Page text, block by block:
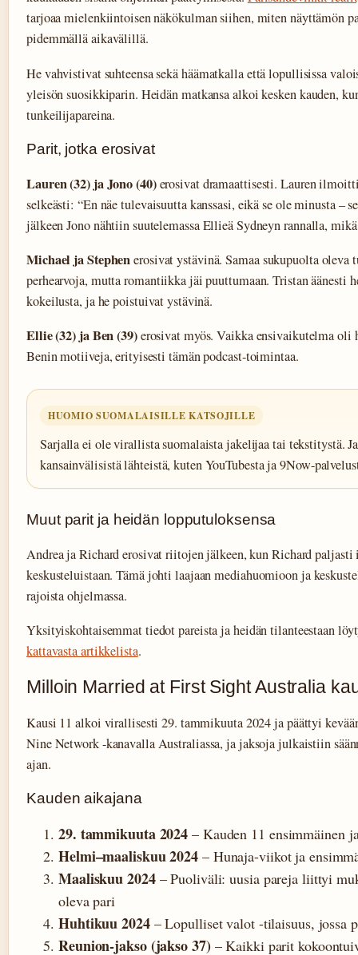
tarjoaa mielenkiintoisen näkökulman siihen, miten näyttämön
pidemmällä aikavälillä.
He vahvistivat suhteensa sekä häämatkalla että lopullisissa
yleisön suosikkiparin. Heidän matkansa alkoi kesken kauden,
tunkeilijapareina.
Parit, jotka erosivat
Lauren (32) ja Jono (40)erosivat dramaattisesti. Lauren
selkeästi: “En näe tulevaisuutta kanssasi, eikä se ole minusta –
jälkeen Jono nähtiin suutelemassa Ellieä Sydneyn rannalla,
Michael ja Stephenerosivat ystävinä. Samaa sukupuolta
perhearvoja, mutta romantiikka jäi puuttumaan. Tristan äänesti
kokeilusta, ja he poistuivat ystävinä.
Ellie (32) ja Ben (39)erosivat myös. Vaikka ensivaikutelma oli
Benin motiiveja, erityisesti tämän podcast-toimintaa.
HUOMIO SUOMALAISILLE KATSOJILLE
Sarjalla ei ole virallista suomalaista jakelijaa tai tekstitystä.
kansainvälisistä lähteistä, kuten YouTubesta ja 9Now-
Muut parit ja heidän lopputuloksensa
Andrea ja Richard erosivat riitojen jälkeen, kun Richard
keskusteluistaan. Tämä johti laajaan mediahuomioon ja
rajoista ohjelmassa.
Yksityiskohtaisemmat tiedot pareista ja heidän tilanteestaan
kattavasta artikkelista.
Milloin Married at First Sight Australia
Kausi 11 alkoi virallisesti 29. tammikuuta 2024 ja päättyi
Nine Network -kanavalla Australiassa, ja jaksoja julkaistiin
ajan.
Kauden aikajana
29. tammikuuta 2024 – Kauden 11 ensimmäinen
Helmi–maaliskuu 2024 – Hunaja-viikot ja
Maaliskuu 2024– Puoliväli: uusia pareja liittyi
oleva pari
Huhtikuu 2024– Lopulliset valot -tilaisuus, jossa
Reunion-jakso (jakso 37)– Kaikki parit